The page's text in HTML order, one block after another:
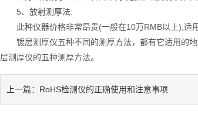
5、放射测厚法:
此种仪器价格非常昂贵(一般在10万RMB以上),适用
镀层测厚仪五种不同的测厚方法，都有它适用的地
层测厚仪的五种测厚方法。
上一篇： RoHS检测仪的正确使用和注意事项